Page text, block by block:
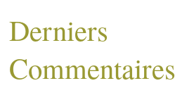
Derniers
Commentaires